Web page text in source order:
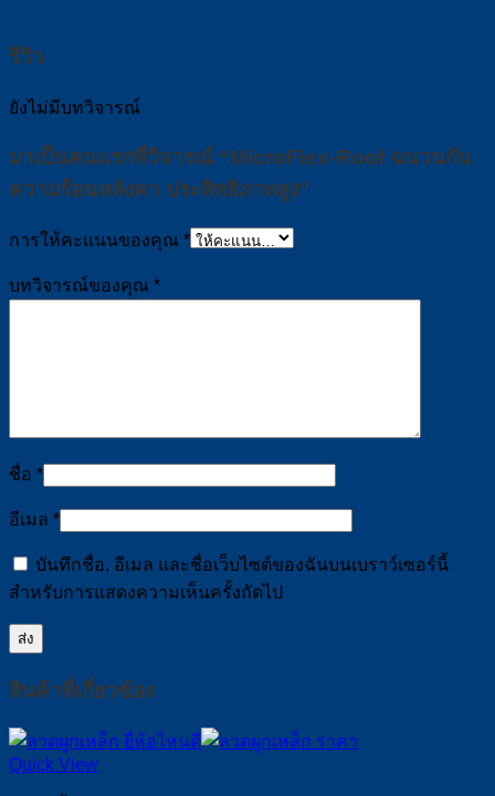
รีวิว
ยังไม่มีบทวิจารณ์
มาเป็นคนแรกที่วิจารณ์ “MicroFlex-Roof ฉนวนกัน
ความร้อนหลังคา ประสิทธิภาพสูง”
การให้คะแนนของคุณ *
บทวิจารณ์ของคุณ *
ชื่อ *
อีเมล *
บันทึกชื่อ, อีเมล และชื่อเว็บไซต์ของฉันบนเบราว์เซอร์นี้
สำหรับการแสดงความเห็นครั้งถัดไป
สินค้าที่เกี่ยวข้อง
Quick View